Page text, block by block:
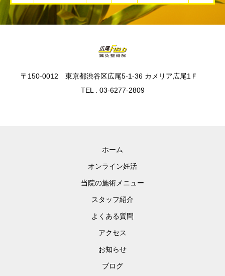
〒150-0012 東京都渋谷区広尾5-1-36 カメリア広尾1Ｆ
TEL . 03-6277-2809
ホーム
オンライン妊活
当院の施術メニュー
スタッフ紹介
よくある質問
アクセス
お知らせ
ブログ